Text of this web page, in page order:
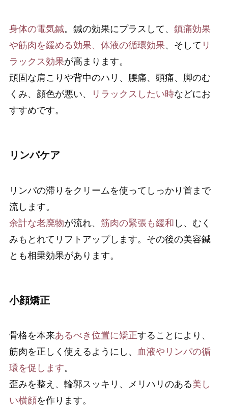
身体の電気鍼。鍼の効果にプラスして、 鎮痛効果
や筋肉を緩める効果、体液の循環効果、そして リ
ラックス効果が高まります。
頑固な肩こりや背中のハリ、腰痛、頭痛、脚のむ
くみ、顔色が悪い、
リラックスしたい時などにお
すすめです。
リンパケア
リンパの滞りをクリームを使ってしっかり首まで
流します。
余計な老廃物が流れ、 筋肉の緊張も緩和 し、むく
みもとれてリフトアップします。その後の美容鍼
とも相乗効果があります。
小顔矯正
骨格を本来あるべき位置に矯正することにより、
筋肉を正しく使えるようにし、
血液やリンパの循
環を促します。
歪みを整え、輪郭スッキリ、メリハリのある美し
い横顔を作ります。